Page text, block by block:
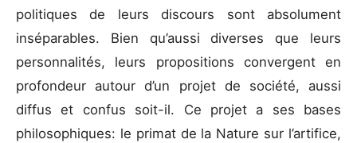
politiques de leurs discours sont absolument
inséparables. Bien qu’aussi diverses que leurs
personnalités, leurs propositions convergent en
profondeur autour d’un projet de société, aussi
diffus et confus soit-il. Ce projet a ses bases
philosophiques: le primat de la Nature sur l’artifice,